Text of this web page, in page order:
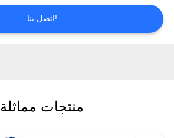
اتصل بنا!
منتجات مماثلة